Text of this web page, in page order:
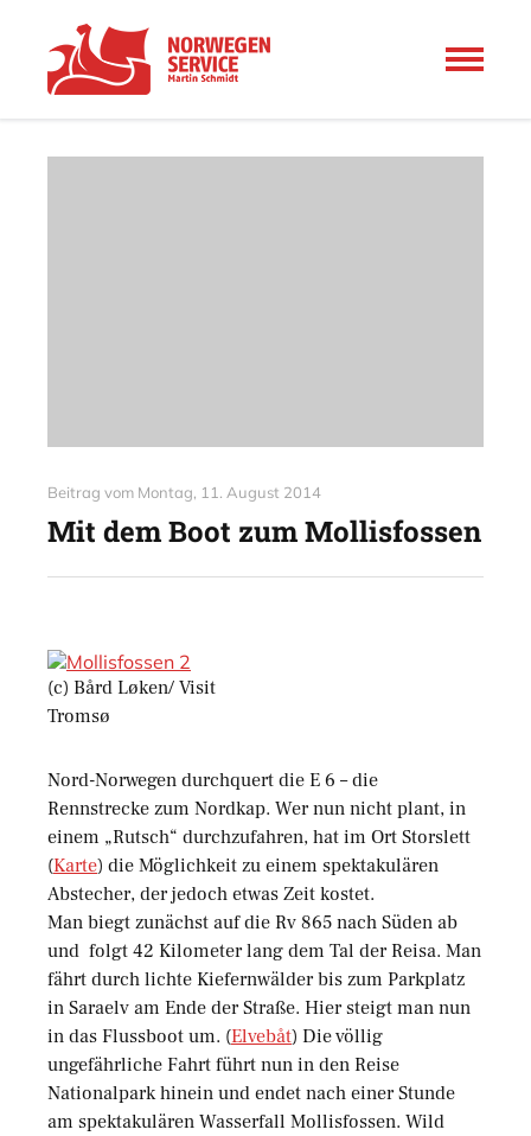
Beitrag vom Montag, 11. August 2014
Mit dem Boot zum Mollisfossen
(c) Bård Løken/ Visit
Tromsø
Nord-Norwegen durchquert die E 6 – die
Rennstrecke zum Nordkap. Wer nun nicht plant, in
einem „Rutsch“ durchzufahren, hat im Ort Storslett
(Karte) die Möglichkeit zu einem spektakulären
Abstecher, der jedoch etwas Zeit kostet.
Man biegt zunächst auf die Rv 865 nach Süden ab
und folgt 42 Kilometer lang dem Tal der Reisa. Man
fährt durch lichte Kiefernwälder bis zum Parkplatz
in Saraelv am Ende der Straße. Hier steigt man nun
in das Flussboot um. (Elvebåt) Die völlig
ungefährliche Fahrt führt nun in den Reise
Nationalpark hinein und endet nach einer Stunde
am spektakulären Wasserfall Mollisfossen. Wild